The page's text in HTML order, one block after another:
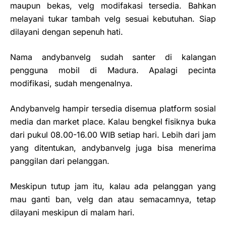
maupun bekas, velg modifakasi tersedia. Bahkan
melayani tukar tambah velg sesuai kebutuhan. Siap
dilayani dengan sepenuh hati.
Nama andybanvelg sudah santer di kalangan
pengguna mobil di Madura. Apalagi pecinta
modifikasi, sudah mengenalnya.
Andybanvelg hampir tersedia disemua platform sosial
media dan market place. Kalau bengkel fisiknya buka
dari pukul 08.00-16.00 WIB setiap hari. Lebih dari jam
yang ditentukan, andybanvelg juga bisa menerima
panggilan dari pelanggan.
Meskipun tutup jam itu, kalau ada pelanggan yang
mau ganti ban, velg dan atau semacamnya, tetap
dilayani meskipun di malam hari.